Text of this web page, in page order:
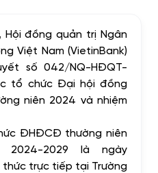
đồng quản trị Ngân
Việt Nam (VietinBank)
số 042/NQ-HĐQT-
tổ chức Đại hội đồng
niên 2024 và nhiệm
ĐHĐCĐ thường niên
2029 là ngày
thức trực tiếp tại Trường